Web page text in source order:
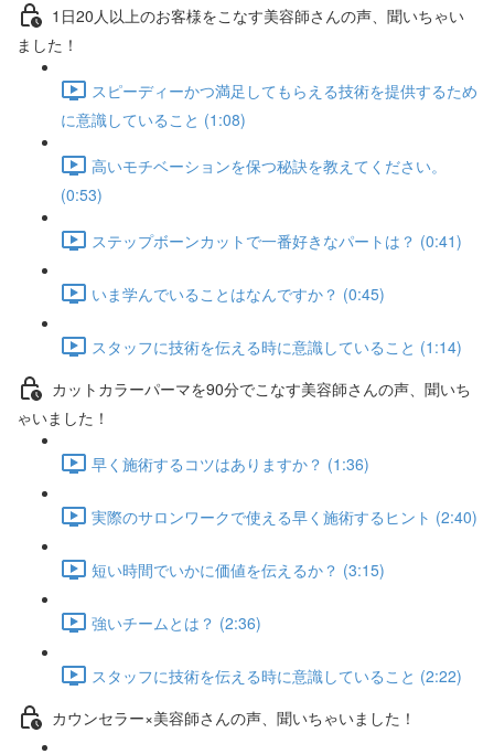
1日20人以上のお客様をこなす美容師さんの声、聞いちゃい
ました！
スピーディーかつ満足してもらえる技術を提供するため
に意識していること (1:08)
高いモチベーションを保つ秘訣を教えてください。
(0:53)
ステップボーンカットで一番好きなパートは？ (0:41)
いま学んでいることはなんですか？ (0:45)
スタッフに技術を伝える時に意識していること (1:14)
カットカラーパーマを90分でこなす美容師さんの声、聞いち
ゃいました！
早く施術するコツはありますか？ (1:36)
実際のサロンワークで使える早く施術するヒント (2:40)
短い時間でいかに価値を伝えるか？ (3:15)
強いチームとは？ (2:36)
スタッフに技術を伝える時に意識していること (2:22)
カウンセラー×美容師さんの声、聞いちゃいました！